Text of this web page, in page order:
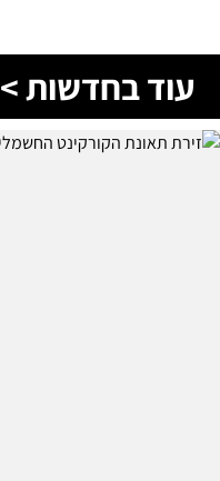
עוד בחדשות >